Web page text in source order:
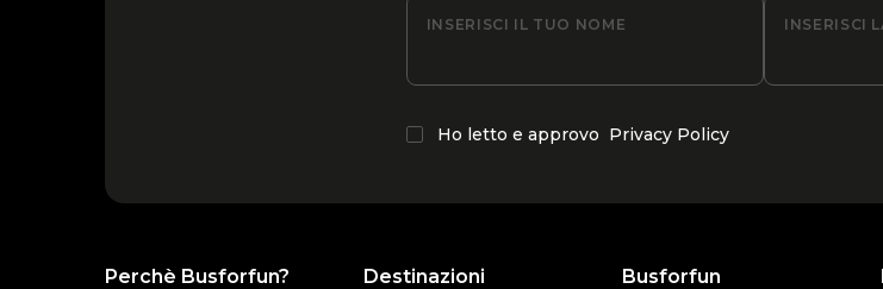
INSERISCI IL TUO NOME INSERISCI
Ho letto e approvo Privacy Policy
Perchè Busforfun? Destinazioni Busforfun